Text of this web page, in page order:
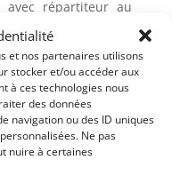
et nos partenaires utilisons
stocker et/ou accéder aux
à ces technologies nous
des données
navigation ou des ID uniques
Ne pas
nuire à certaines
avec répartiteur au
»